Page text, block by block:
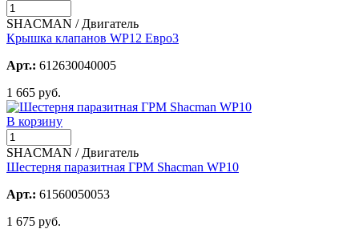
SHACMAN / Двигатель
Крышка клапанов WP12 Евро3
Арт.: 612630040005
1 665 руб.
В корзину
SHACMAN / Двигатель
Шестерня паразитная ГРМ Shacman WP10
Арт.: 61560050053
1 675 руб.